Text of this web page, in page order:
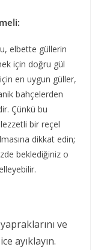
elbette güllerin
için doğru gül
en uygun güller,
bahçelerden
Çünkü bu
bir reçel
dikkat edin;
beklediğiniz o
ve
ayıklayın.